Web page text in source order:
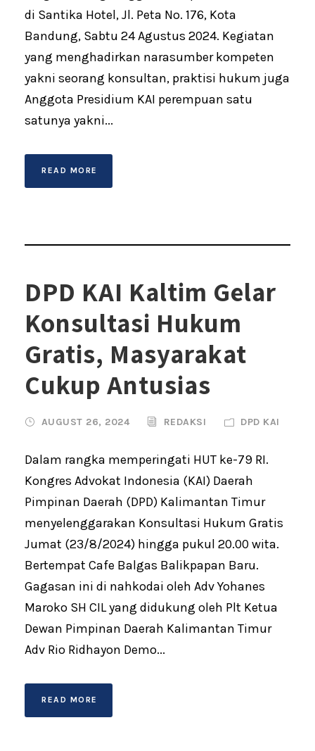
di Santika Hotel, Jl. Peta No. 176, Kota
Bandung, Sabtu 24 Agustus 2024. Kegiatan
yang menghadirkan narasumber kompeten
yakni seorang konsultan, praktisi hukum juga
Anggota Presidium KAI perempuan satu
satunya yakni...
READ MORE
DPD KAI Kaltim Gelar
Konsultasi Hukum
Gratis, Masyarakat
Cukup Antusias
AUGUST 26, 2024 REDAKSI DPD KAI
Dalam rangka memperingati HUT ke-79 RI.
Kongres Advokat Indonesia (KAI) Daerah
Pimpinan Daerah (DPD) Kalimantan Timur
menyelenggarakan Konsultasi Hukum Gratis
Jumat (23/8/2024) hingga pukul 20.00 wita.
Bertempat Cafe Balgas Balikpapan Baru.
Gagasan ini di nahkodai oleh Adv Yohanes
Maroko SH CIL yang didukung oleh Plt Ketua
Dewan Pimpinan Daerah Kalimantan Timur
Adv Rio Ridhayon Demo...
READ MORE